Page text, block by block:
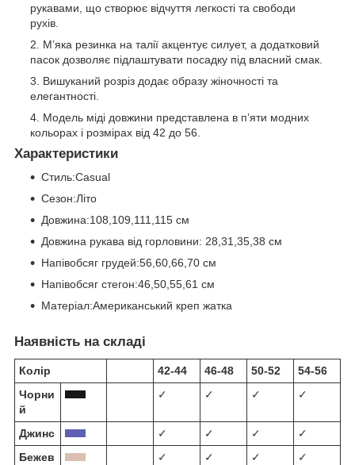
рукавами, що створює відчуття легкості та свободи
рухів.
М’яка резинка на талії акцентує силует, а додатковий
пасок дозволяє підлаштувати посадку під власний смак.
Вишуканий розріз додає образу жіночності та
елегантності.
Модель міді довжини представлена в п’яти модних
кольорах і розмірах від 42 до 56.
Характеристики
Стиль:Casual
Сезон:Літо
Довжина:108,109,111,115 см
Довжина рукава від горловини: 28,31,35,38 см
Напівобсяг грудей:56,60,66,70 см
Напівобсяг стегон:46,50,55,61 см
Матеріал:Американський креп жатка
Наявність на складі
Колір 42-44 46-48 50-52
54-56
Чорни
й
✓ ✓ ✓ ✓
Джинс ✓ ✓ ✓
✓
Бежев
✓ ✓ ✓ ✓